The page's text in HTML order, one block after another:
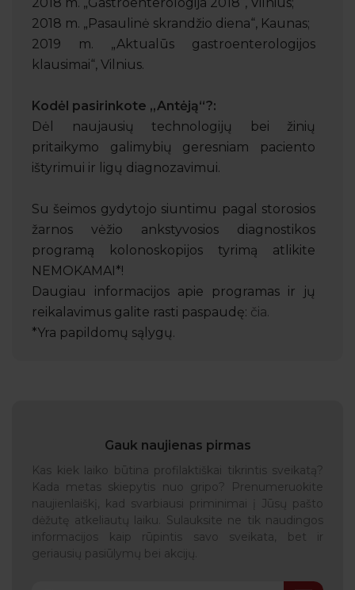
2018 m. „Pasaulinė skrandžio diena“, Kaunas;
2019 m. „Aktualūs gastroenterologijos
klausimai“, Vilnius.
Kodėl pasirinkote „Antėją“?:
Dėl naujausių technologijų bei žinių
pritaikymo galimybių geresniam paciento
ištyrimui ir ligų diagnozavimui.
Su šeimos gydytojo siuntimu pagal storosios
žarnos vėžio ankstyvosios diagnostikos
programą kolonoskopijos tyrimą atlikite
NEMOKAMAI*!
Daugiau informacijos apie programas ir jų
reikalavimus galite rasti paspaudę: čia.
*Yra papildomų sąlygų.
Gauk naujienas pirmas
Kas kiek laiko būtina profilaktiškai tikrintis sveikatą?
Kada metas skiepytis nuo gripo? Prenumeruokite
naujienlaiškį, kad svarbiausi priminimai į Jūsų pašto
dėžutę atkeliautų laiku. Sulauksite ne tik naudingos
informacijos kaip rūpintis savo sveikata, bet ir
geriausių pasiūlymų bei akcijų.